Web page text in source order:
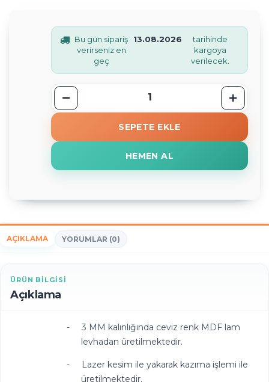
Bu gün sipariş
verirseniz en
geç
13.08.2026
tarihinde
kargoya
verilecek.
SEPETE EKLE
HEMEN AL
AÇIKLAMA YORUMLAR (0)
ÜRÜN BILGISI
Açıklama
-
3 MM kalınlığında ceviz renk MDF lam
levhadan üretilmektedir.
-
Lazer kesim ile yakarak kazıma işlemi ile
üretilmektedir.